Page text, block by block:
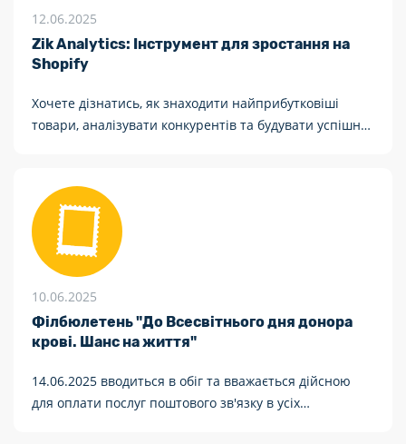
12.06.2025
Zik Analytics: Інструмент для зростання на
Shopify
Хочете дізнатись, як знаходити найприбутковіші
товари, аналізувати конкурентів та будувати успішну
Western Bid в Україні, ділиться цінною інформацією.
10.06.2025
Філбюлетень "До Всесвітнього дня донора
крові. Шанс на життя"
14.06.2025 вводиться в обіг та вважається дійсною
для оплати послуг поштового зв'язку в усіх